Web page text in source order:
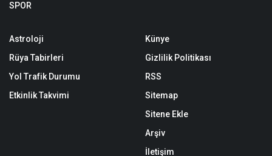
SPOR
Astroloji
Rüya Tabirleri
Yol Trafik Durumu
Etkinlik Takvimi
Künye
Gizlilik Politikası
RSS
Sitemap
Sitene Ekle
Arşiv
İletişim